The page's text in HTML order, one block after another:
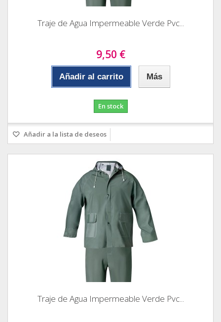
Traje de Agua Impermeable Verde Pvc...
9,50 €
Añadir al carrito Más
En stock
Añadir a la lista de deseos
Traje de Agua Impermeable Verde Pvc...